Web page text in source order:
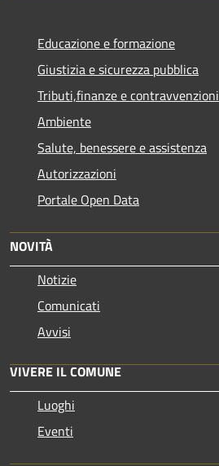
Educazione e formazione
Giustizia e sicurezza pubblica
Tributi,finanze e contravvenzioni
Ambiente
Salute, benessere e assistenza
Autorizzazioni
Portale Open Data
NOVITÀ
Notizie
Comunicati
Avvisi
VIVERE IL COMUNE
Luoghi
Eventi